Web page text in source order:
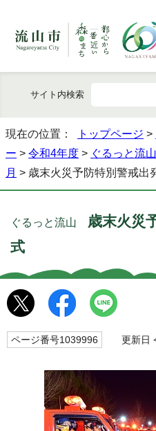
サイト内検索
現在の位置： トップページ >
ー > 令和4年度 > ぐるっと流
月 > 歳末火災予防特別警戒出
ぐるっと流山
歳末火災
式
ページ番号1039996 更新日